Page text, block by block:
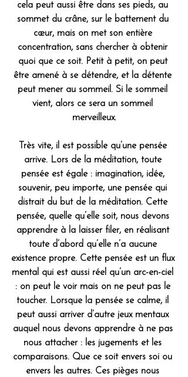
cela peut aussi être dans ses pieds, au
sommet du crâne, sur le battement du
cœur, mais on met son entière
concentration, sans chercher à obtenir
quoi que ce soit. Petit à petit, on peut
être amené à se détendre, et la détente
peut mener au sommeil. Si le sommeil
vient, alors ce sera un sommeil
merveilleux.
Très vite, il est possible qu’une pensée
arrive. Lors de la méditation, toute
pensée est égale : imagination, idée,
souvenir, peu importe, une pensée qui
distrait du but de la méditation. Cette
pensée, quelle qu’elle soit, nous devons
apprendre à la laisser filer, en réalisant
toute d’abord qu’elle n’a aucune
existence propre. Cette pensée est un flux
mental qui est aussi réel qu’un arc-en-ciel
: on peut le voir mais on ne peut pas le
toucher. Lorsque la pensée se calme, il
peut aussi arriver d’autre jeux mentaux
auquel nous devons apprendre à ne pas
nous attacher : les jugements et les
comparaisons. Que ce soit envers soi ou
envers les autres. Ces pièges nous